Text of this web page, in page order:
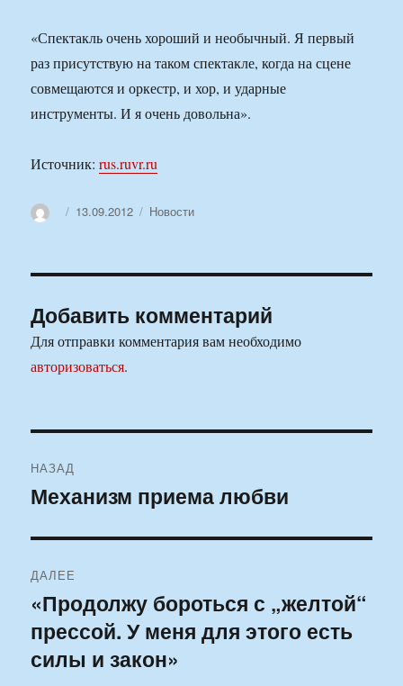
«Спектакль очень хороший и необычный. Я первый
раз присутствую на таком спектакле, когда на сцене
совмещаются и оркестр, и хор, и ударные
инструменты. И я очень довольна».
Источник:rus.ruvr.ru
АвторОпубликовано
13.09.2012 Рубрики
Новости
Добавить комментарий
Для отправки комментария вам необходимо
авторизоваться.
по
НАЗАД
Предыдущая
Механизм приема любви
ДАЛЕЕ
Следующая
запись:
«Продолжу бороться с „желтой“
прессой. У меня для этого есть
силы и закон»